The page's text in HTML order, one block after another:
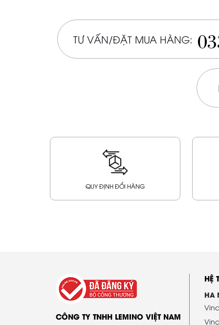
TƯ VẤN/ĐẶT MUA HÀNG:
QUY ĐỊNH ĐỔI HÀNG
CÔNG TY TNHH LEMINO VIỆT NAM
HỆ
HA